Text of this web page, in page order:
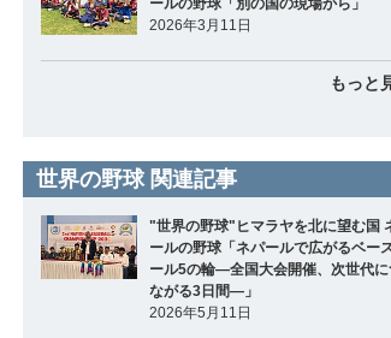
ールの野球「別の国の現場から」
2026年3月11日
もっと
世界の野球 関連記事
"世界の野球"ヒマラヤを北に望む国
ールの野球「ネパールで広がるベー
ール5の輪―全国大会開催、次世代に
ながる3日間―」
2026年5月11日